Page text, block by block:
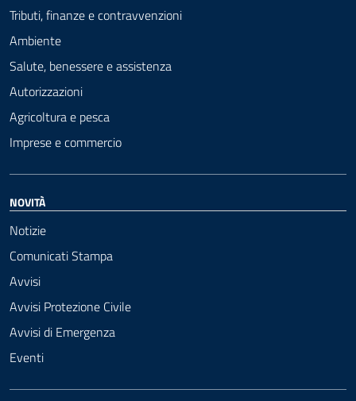
Tributi, finanze e contravvenzioni
Ambiente
Salute, benessere e assistenza
Autorizzazioni
Agricoltura e pesca
Imprese e commercio
NOVITÀ
Notizie
Comunicati Stampa
Avvisi
Avvisi Protezione Civile
Avvisi di Emergenza
Eventi